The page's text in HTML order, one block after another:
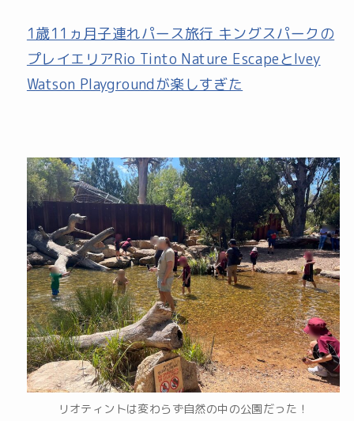
1歳11ヵ月子連れパース旅行 キングスパークの
プレイエリアRio Tinto Nature EscapeとIvey
Watson Playgroundが楽しすぎた
リオティントは変わらず自然の中の公園だった！